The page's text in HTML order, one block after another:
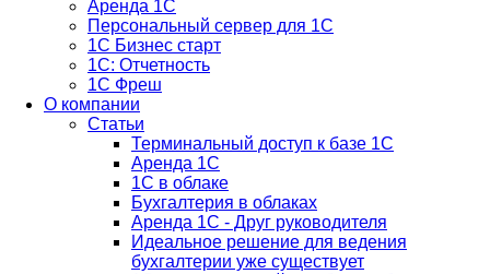
Аренда 1С
Персональный сервер для 1С
1С Бизнес старт
1С: Отчетность
1C Фреш
О компании
Статьи
Терминальный доступ к базе 1С
Аренда 1С
1С в облаке
Бухгалтерия в облаках
Аренда 1С - Друг руководителя
Идеальное решение для ведения
бухгалтерии уже существует